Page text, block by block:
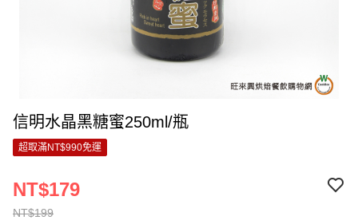
信明水晶黑糖蜜250ml/瓶
超取滿NT$990免運
NT$199
NT$179